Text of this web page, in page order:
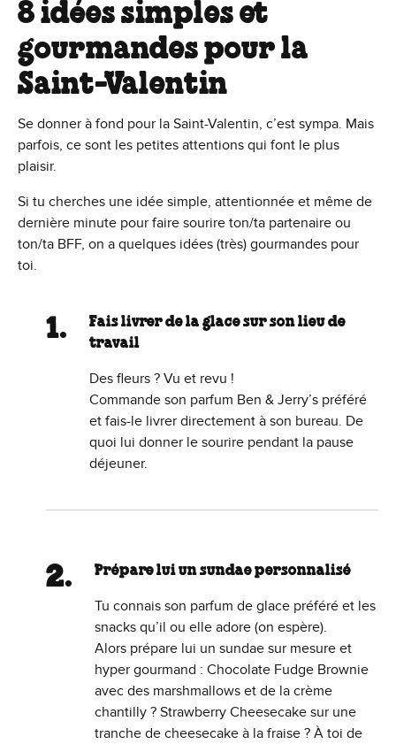
8 idées simples et
gourmandes pour la
Saint-Valentin
Se donner à fond pour la Saint-Valentin, c’est sympa. Mais
parfois, ce sont les petites attentions qui font le plus
plaisir.
Si tu cherches une idée simple, attentionnée et même de
dernière minute pour faire sourire ton/ta partenaire ou
ton/ta BFF, on a quelques idées (très) gourmandes pour
toi.
Fais livrer de la glace sur son lieu de
travail
Des fleurs ? Vu et revu !
Commande son parfum Ben & Jerry’s préféré
et fais-le livrer directement à son bureau. De
quoi lui donner le sourire pendant la pause
déjeuner.
Prépare lui un sundae personnalisé
Tu connais son parfum de glace préféré et les
snacks qu’il ou elle adore (on espère).
Alors prépare lui un sundae sur mesure et
hyper gourmand : Chocolate Fudge Brownie
avec des marshmallows et de la crème
chantilly ? Strawberry Cheesecake sur une
tranche de cheesecake à la fraise ? À toi de